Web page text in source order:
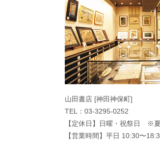
山田書店 [神田神保町]
TEL：03-3295-0252
【定休日】日曜・祝祭日 ※
【営業時間】平日 10:30〜